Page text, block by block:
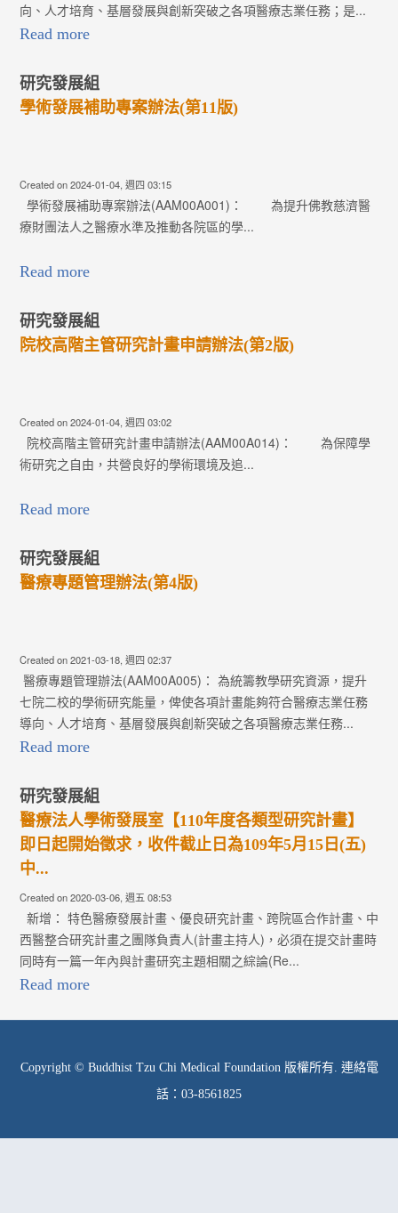
向、人才培育、基層發展與創新突破之各項醫療志業任務；是...
Read more
研究發展組
學術發展補助專案辦法(第11版)
Created on 2024-01-04, 週四 03:15
學術發展補助專案辦法(AAM00A001)： 為提升佛教慈濟醫
療財團法人之醫療水準及推動各院區的學...
Read more
研究發展組
院校高階主管研究計畫申請辦法(第2版)
Created on 2024-01-04, 週四 03:02
院校高階主管研究計畫申請辦法(AAM00A014)： 為保障學
術研究之自由，共營良好的學術環境及追...
Read more
研究發展組
醫療專題管理辦法(第4版)
Created on 2021-03-18, 週四 02:37
醫療專題管理辦法(AAM00A005)： 為統籌教學研究資源，提升
七院二校的學術研究能量，俾使各項計畫能夠符合醫療志業任務
導向、人才培育、基層發展與創新突破之各項醫療志業任務...
Read more
研究發展組
醫療法人學術發展室【110年度各類型研究計畫】
即日起開始徵求，收件截止日為109年5月15日(五)
中...
Created on 2020-03-06, 週五 08:53
新增： 特色醫療發展計畫、優良研究計畫、跨院區合作計畫、中
西醫整合研究計畫之團隊負責人(計畫主持人)，必須在提交計畫時
同時有一篇一年內與計畫研究主題相關之綜論(Re...
Read more
Copyright © Buddhist Tzu Chi Medical Foundation 版權所有. 連絡電
話：03-8561825